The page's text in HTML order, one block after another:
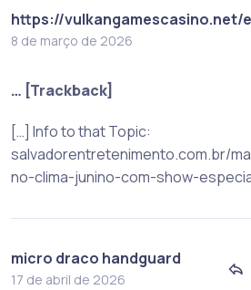
https://vulkangamescasino.net/
8 de março de 2026
… [Trackback]
[…] Info to that Topic:
salvadorentretenimento.com.br/
no-clima-junino-com-show-
micro draco handguard​
17 de abril de 2026